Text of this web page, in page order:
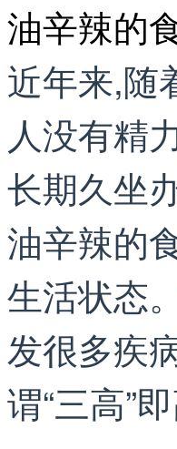
油辛辣的
近年来,随
人没有精
长期久坐
油辛辣的
生活状态
发很多疾
谓“三高”